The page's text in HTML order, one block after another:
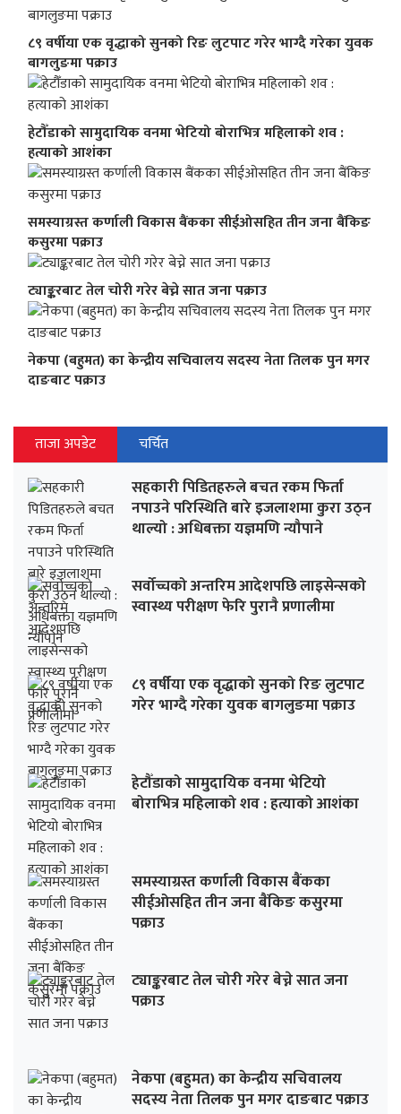
८९ वर्षीया एक वृद्धाको सुनको रिङ लुटपाट गरेर भाग्दै गरेका युवक
बागलुङमा पक्राउ
हेटौँडाको सामुदायिक वनमा भेटियो बोराभित्र महिलाको शव :
हत्याको आशंका
समस्याग्रस्त कर्णाली विकास बैंकका सीईओसहित तीन जना बैंकिङ
कसुरमा पक्राउ
ट्याङ्करबाट तेल चोरी गरेर बेच्ने सात जना पक्राउ
नेकपा (बहुमत) का केन्द्रीय सचिवालय सदस्य नेता तिलक पुन मगर
दाङबाट पक्राउ
ताजा अपडेट चर्चित
सहकारी पिडितहरुले बचत रकम फिर्ता
नपाउने परिस्थिति बारे इजलाशमा कुरा उठ्न
थाल्यो : अधिबक्ता यज्ञमणि न्यौपाने
सर्वोच्चको अन्तरिम आदेशपछि लाइसेन्सको
स्वास्थ्य परीक्षण फेरि पुरानै प्रणालीमा
८९ वर्षीया एक वृद्धाको सुनको रिङ लुटपाट
गरेर भाग्दै गरेका युवक बागलुङमा पक्राउ
हेटौँडाको सामुदायिक वनमा भेटियो
बोराभित्र महिलाको शव : हत्याको आशंका
समस्याग्रस्त कर्णाली विकास बैंकका
सीईओसहित तीन जना बैंकिङ कसुरमा
पक्राउ
ट्याङ्करबाट तेल चोरी गरेर बेच्ने सात जना
पक्राउ
नेकपा (बहुमत) का केन्द्रीय सचिवालय
सदस्य नेता तिलक पुन मगर दाङबाट पक्राउ